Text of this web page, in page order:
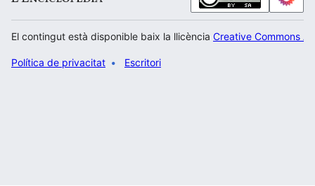
El contingut està disponible baix la llicència Creative Commons
Política de privacitat Escritori